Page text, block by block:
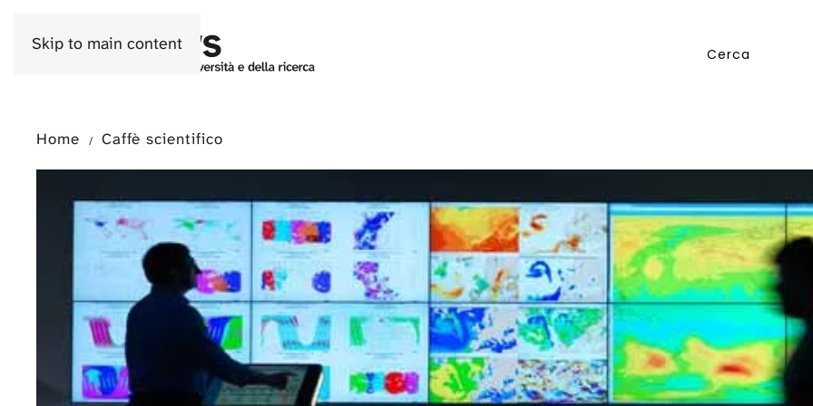
Skip to main content
Home Caffè scientifico